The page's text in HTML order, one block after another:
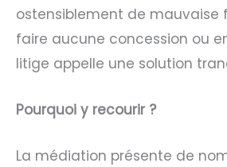
ostensiblement de mauvaise
faire aucune concession ou
litige appelle une solution
Pourquoi y recourir ?
La médiation présente de